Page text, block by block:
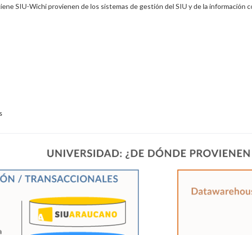
SIU-Wichi provienen de los sistemas de gestión del SIU y de la información